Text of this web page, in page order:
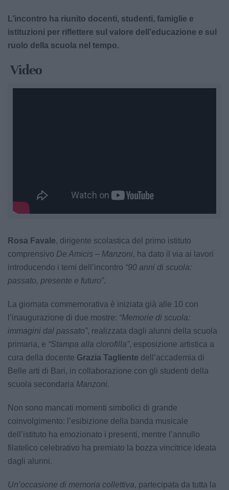
L’incontro ha riunito docenti, studenti, famiglie e
istituzioni per riflettere sul valore dell’educazione e sul
ruolo della scuola nel tempo.
Video
Rosa Favale, dirigente scolastica del primo istituto
comprensivo De Amicis – Manzoni, ha dato il via ai lavori
introducendo i temi dell’incontro “90 anni di scuola:
passato, presente e futuro”.
La giornata commemorativa è iniziata già alle 10 con
l’inaugurazione di due mostre: “Memorie di scuola:
immagini dal passato”, realizzata dagli alunni della scuola
primaria, e “Stampa alla clorofilla”, esposizione artistica a
cura della docente Grazia Tagliente dell’accademia di
Belle arti di Bari, in collaborazione con gli studenti della
scuola secondaria Manzoni.
Non sono mancati momenti simbolici di grande
coinvolgimento: l’esibizione della banda musicale
dell’istituto ha emozionato i presenti, mentre l’annullo
filatelico celebrativo ha premiato la bozza vincitrice ideata
dagli alunni.
Un’occasione di memoria collettiva, partecipata da tutta la